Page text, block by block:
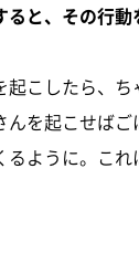
と、その行
こしたら、
を起こせば
ように。これ